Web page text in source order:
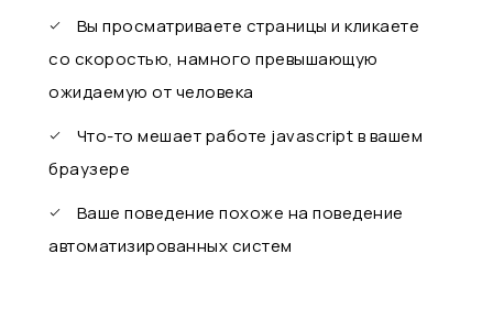
Вы просматриваете страницы и кликаете
со скоростью, намного превышающую
ожидаемую от человека
Что-то мешает работе javascript в вашем
браузере
Ваше поведение похоже на поведение
автоматизированных систем